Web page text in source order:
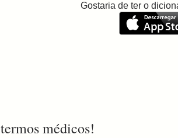
Gostaria de ter o
termos médicos!